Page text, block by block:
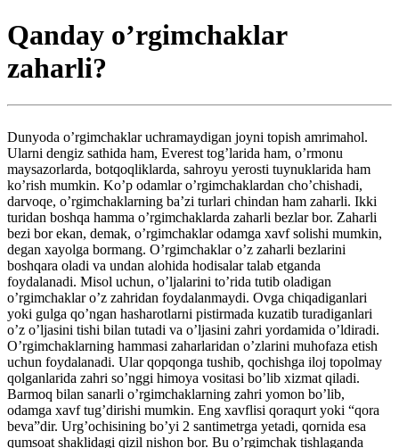
Qanday o’rgimchaklar
zaharli?
Dunyoda o’rgimchaklar uchramaydigan joyni topish amrimahol.
Ularni dengiz sathida ham, Everest tog’larida ham, o’rmonu
maysazorlarda, botqoqliklarda, sahroyu yerosti tuynuklarida ham
ko’rish mumkin. Ko’p odamlar o’rgimchaklardan cho’chishadi,
darvoqe, o’rgimchaklarning ba’zi turlari chindan ham zaharli. Ikki
turidan boshqa hamma o’rgimchaklarda zaharli bezlar bor. Zaharli
bezi bor ekan, demak, o’rgimchaklar odamga xavf solishi mumkin,
degan xayolga bormang. O’rgimchaklar o’z zaharli bezlarini
boshqara oladi va undan alohida hodisalar talab etganda
foydalanadi. Misol uchun, o’ljalarini to’rida tutib oladigan
o’rgimchaklar o’z zahridan foydalanmaydi. Ovga chiqadiganlari
yoki gulga qo’ngan hasharotlarni pistirmada kuzatib turadiganlari
o’z o’ljasini tishi bilan tutadi va o’ljasini zahri yordamida o’ldiradi.
O’rgimchaklarning hammasi zaharlaridan o’zlarini muhofaza etish
uchun foydalanadi. Ular qopqonga tushib, qochishga iloj topolmay
qolganlarida zahri so’nggi himoya vositasi bo’lib xizmat qiladi.
Barmoq bilan sanarli o’rgimchaklarning zahri yomon bo’lib,
odamga xavf tug’dirishi mumkin. Eng xavflisi qoraqurt yoki “qora
beva”dir. Urg’ochisining bo’yi 2 santimetrga yetadi, qornida esa
qumsoat shaklidagi qizil nishon bor. Bu o’rgimchak tishlaganda